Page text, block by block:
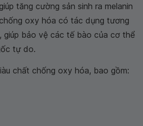
tăng cường sản sinh ra melanin
oxy hóa có tác dụng tương
giúp bảo vệ các tế bào của cơ thể
tự do.
chất chống oxy hóa, bao gồm: